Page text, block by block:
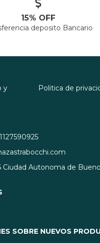
15% OFF
deposito Bancario
y
Politica de
Ciudad Autonoma de
SOBRE NUEVOS